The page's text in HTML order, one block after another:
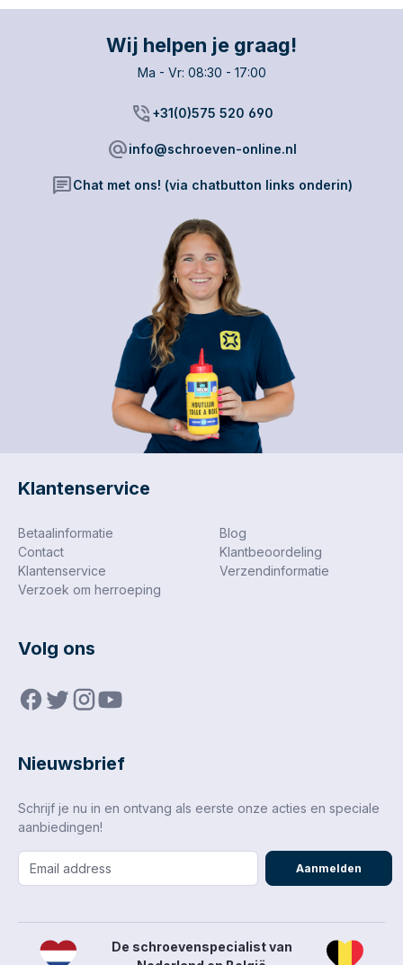
Wij helpen je graag!
Ma - Vr: 08:30 - 17:00
phone_in_talk+31(0)575 520 690
alternate_emailinfo@schroeven-online.nl
chatChat met ons! (via chatbutton links onderin)
Klantenservice
Betaalinformatie
Blog
Contact
Klantbeoordeling
Klantenservice
Verzendinformatie
Verzoek om herroeping
Volg ons
Nieuwsbrief
Schrijf je nu in en ontvang als eerste onze acties en speciale
aanbiedingen!
Aanmelden
De schroevenspecialist van